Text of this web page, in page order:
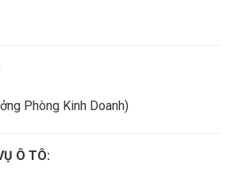
Phòng Kinh Doanh)
Ô TÔ: